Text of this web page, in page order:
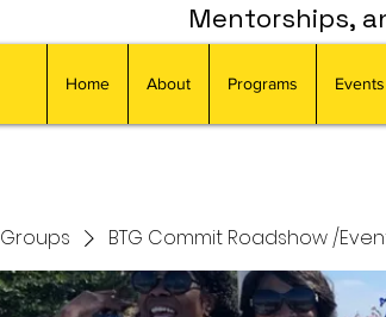
Mentorships,
Home About Programs Events
Groups BTG Commit Roadshow /